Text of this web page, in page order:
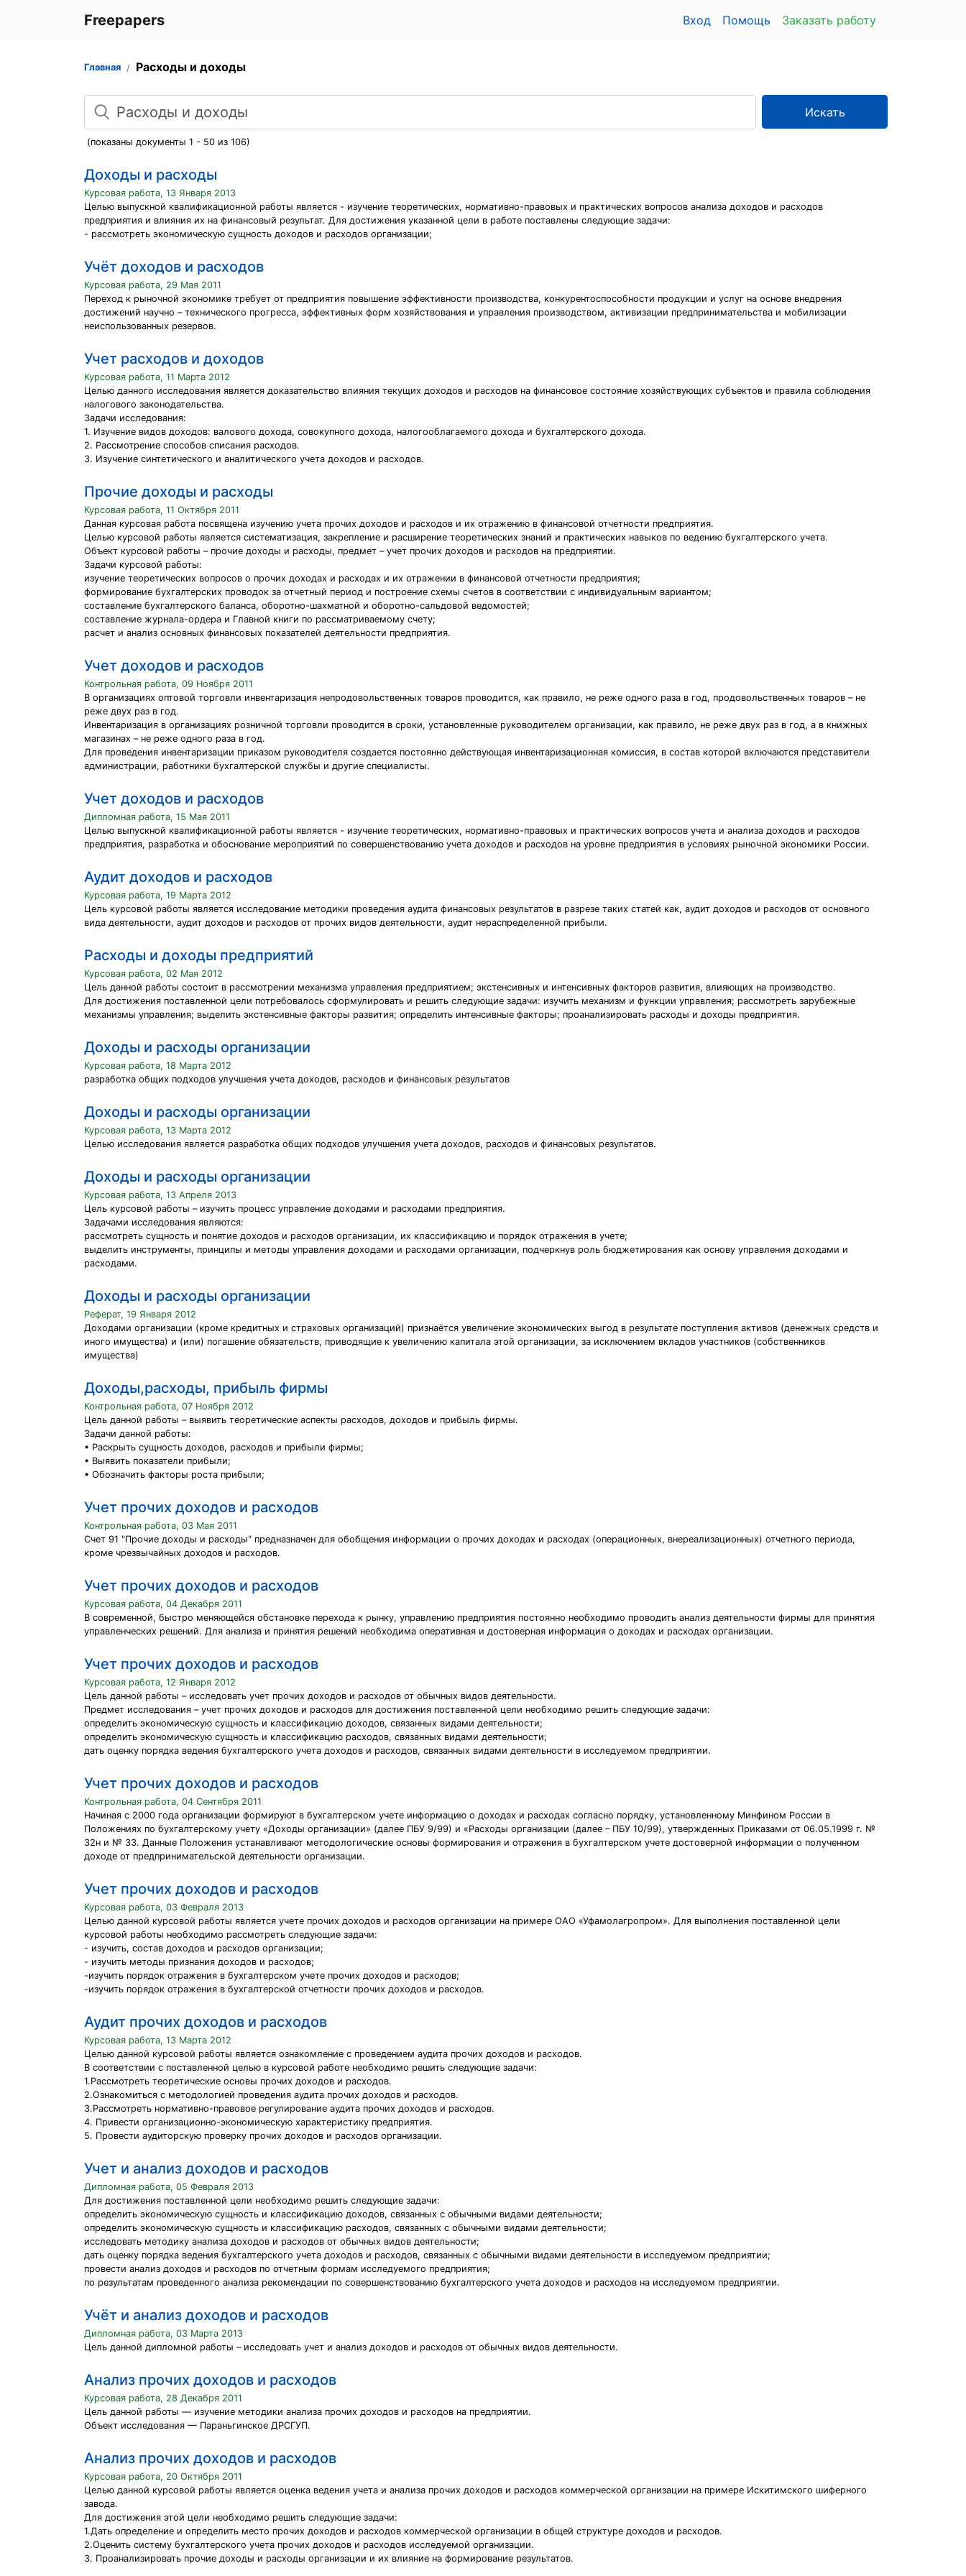
Freepapers Вход Помощь Заказать работу
Главная Расходы и доходы
Поиск
Искать
(показаны документы 1 - 50 из 106)
Доходы и расходы
Курсовая работа, 13 Января 2013
Целью выпускной квалификационной работы является - изучение теоретических, нормативно-правовых и практических вопросов анализа доходов и расходов
предприятия и влияния их на финансовый результат. Для достижения указанной цели в работе поставлены следующие задачи:
- рассмотреть экономическую сущность доходов и расходов организации;
Учёт доходов и расходов
Курсовая работа, 29 Мая 2011
Переход к рыночной экономике требует от предприятия повышение эффективности производства, конкурентоспособности продукции и услуг на основе внедрения
достижений научно – технического прогресса, эффективных форм хозяйствования и управления производством, активизации предпринимательства и мобилизации
неиспользованных резервов.
Учет расходов и доходов
Курсовая работа, 11 Марта 2012
Целью данного исследования является доказательство влияния текущих доходов и расходов на финансовое состояние хозяйствующих субъектов и правила соблюдения
налогового законодательства.
Задачи исследования:
1. Изучение видов доходов: валового дохода, совокупного дохода, налогооблагаемого дохода и бухгалтерского дохода.
2. Рассмотрение способов списания расходов.
3. Изучение синтетического и аналитического учета доходов и расходов.
Прочие доходы и расходы
Курсовая работа, 11 Октября 2011
Данная курсовая работа посвящена изучению учета прочих доходов и расходов и их отражению в финансовой отчетности предприятия.
Целью курсовой работы является систематизация, закрепление и расширение теоретических знаний и практических навыков по ведению бухгалтерского учета.
Объект курсовой работы – прочие доходы и расходы, предмет – учет прочих доходов и расходов на предприятии.
Задачи курсовой работы:
изучение теоретических вопросов о прочих доходах и расходах и их отражении в финансовой отчетности предприятия;
формирование бухгалтерских проводок за отчетный период и построение схемы счетов в соответствии с индивидуальным вариантом;
составление бухгалтерского баланса, оборотно-шахматной и оборотно-сальдовой ведомостей;
составление журнала-ордера и Главной книги по рассматриваемому счету;
расчет и анализ основных финансовых показателей деятельности предприятия.
Учет доходов и расходов
Контрольная работа, 09 Ноября 2011
В организациях оптовой торговли инвентаризация непродовольственных товаров проводится, как правило, не реже одного раза в год, продовольственных товаров – не
реже двух раз в год.
Инвентаризация в организациях розничной торговли проводится в сроки, установленные руководителем организации, как правило, не реже двух раз в год, а в книжных
магазинах – не реже одного раза в год.
Для проведения инвентаризации приказом руководителя создается постоянно действующая инвентаризационная комиссия, в состав которой включаются представители
администрации, работники бухгалтерской службы и другие специалисты.
Учет доходов и расходов
Дипломная работа, 15 Мая 2011
Целью выпускной квалификационной работы является - изучение теоретических, нормативно-правовых и практических вопросов учета и анализа доходов и расходов
предприятия, разработка и обоснование мероприятий по совершенствованию учета доходов и расходов на уровне предприятия в условиях рыночной экономики России.
Аудит доходов и расходов
Курсовая работа, 19 Марта 2012
Цель курсовой работы является исследование методики проведения аудита финансовых результатов в разрезе таких статей как, аудит доходов и расходов от основного
вида деятельности, аудит доходов и расходов от прочих видов деятельности, аудит нераспределенной прибыли.
Расходы и доходы предприятий
Курсовая работа, 02 Мая 2012
Цель данной работы состоит в рассмотрении механизма управления предприятием; экстенсивных и интенсивных факторов развития, влияющих на производство.
Для достижения поставленной цели потребовалось сформулировать и решить следующие задачи: изучить механизм и функции управления; рассмотреть зарубежные
механизмы управления; выделить экстенсивные факторы развития; определить интенсивные факторы; проанализировать расходы и доходы предприятия.
Доходы и расходы организации
Курсовая работа, 18 Марта 2012
разработка общих подходов улучшения учета доходов, расходов и финансовых результатов
Доходы и расходы организации
Курсовая работа, 13 Марта 2012
Целью исследования является разработка общих подходов улучшения учета доходов, расходов и финансовых результатов.
Доходы и расходы организации
Курсовая работа, 13 Апреля 2013
Цель курсовой работы – изучить процесс управление доходами и расходами предприятия.
Задачами исследования являются:
рассмотреть сущность и понятие доходов и расходов организации, их классификацию и порядок отражения в учете;
выделить инструменты, принципы и методы управления доходами и расходами организации, подчеркнув роль бюджетирования как основу управления доходами и
расходами.
Доходы и расходы организации
Реферат, 19 Января 2012
Доходами организации (кроме кредитных и страховых организаций) признаётся увеличение экономических выгод в результате поступления активов (денежных средств и
иного имущества) и (или) погашение обязательств, приводящие к увеличению капитала этой организации, за исключением вкладов участников (собственников
имущества)
Доходы,расходы, прибыль фирмы
Контрольная работа, 07 Ноября 2012
Цель данной работы – выявить теоретические аспекты расходов, доходов и прибыль фирмы.
Задачи данной работы:
• Раскрыть сущность доходов, расходов и прибыли фирмы;
• Выявить показатели прибыли;
• Обозначить факторы роста прибыли;
Учет прочих доходов и расходов
Контрольная работа, 03 Мая 2011
Счет 91 "Прочие доходы и расходы" предназначен для обобщения информации о прочих доходах и расходах (операционных, внереализационных) отчетного периода,
кроме чрезвычайных доходов и расходов.
Учет прочих доходов и расходов
Курсовая работа, 04 Декабря 2011
В современной, быстро меняющейся обстановке перехода к рынку, управлению предприятия постоянно необходимо проводить анализ деятельности фирмы для принятия
управленческих решений. Для анализа и принятия решений необходима оперативная и достоверная информация о доходах и расходах организации.
Учет прочих доходов и расходов
Курсовая работа, 12 Января 2012
Цель данной работы – исследовать учет прочих доходов и расходов от обычных видов деятельности.
Предмет исследования – учет прочих доходов и расходов для достижения поставленной цели необходимо решить следующие задачи:
определить экономическую сущность и классификацию доходов, связанных видами деятельности;
определить экономическую сущность и классификацию расходов, связанных видами деятельности;
дать оценку порядка ведения бухгалтерского учета доходов и расходов, связанных видами деятельности в исследуемом предприятии.
Учет прочих доходов и расходов
Контрольная работа, 04 Сентября 2011
Начиная с 2000 года организации формируют в бухгалтерском учете информацию о доходах и расходах согласно порядку, установленному Минфином России в
Положениях по бухгалтерскому учету «Доходы организации» (далее ПБУ 9/99) и «Расходы организации (далее – ПБУ 10/99), утвержденных Приказами от 06.05.1999 г. №
32н и № 33. Данные Положения устанавливают методологические основы формирования и отражения в бухгалтерском учете достоверной информации о полученном
доходе от предпринимательской деятельности организации.
Учет прочих доходов и расходов
Курсовая работа, 03 Февраля 2013
Целью данной курсовой работы является учете прочих доходов и расходов организации на примере ОАО «Уфамолагропром». Для выполнения поставленной цели
курсовой работы необходимо рассмотреть следующие задачи:
- изучить, состав доходов и расходов организации;
- изучить методы признания доходов и расходов;
-изучить порядок отражения в бухгалтерском учете прочих доходов и расходов;
-изучить порядок отражения в бухгалтерской отчетности прочих доходов и расходов.
Аудит прочих доходов и расходов
Курсовая работа, 13 Марта 2012
Целью данной курсовой работы является ознакомление с проведением аудита прочих доходов и расходов.
В соответствии с поставленной целью в курсовой работе необходимо решить следующие задачи:
1.Рассмотреть теоретические основы прочих доходов и расходов.
2.Ознакомиться с методологией проведения аудита прочих доходов и расходов.
3.Рассмотреть нормативно-правовое регулирование аудита прочих доходов и расходов.
4. Привести организационно-экономическую характеристику предприятия.
5. Провести аудиторскую проверку прочих доходов и расходов организации.
Учет и анализ доходов и расходов
Дипломная работа, 05 Февраля 2013
Для достижения поставленной цели необходимо решить следующие задачи:
определить экономическую сущность и классификацию доходов, связанных с обычными видами деятельности;
определить экономическую сущность и классификацию расходов, связанных с обычными видами деятельности;
исследовать методику анализа доходов и расходов от обычных видов деятельности;
дать оценку порядка ведения бухгалтерского учета доходов и расходов, связанных с обычными видами деятельности в исследуемом предприятии;
провести анализ доходов и расходов по отчетным формам исследуемого предприятия;
по результатам проведенного анализа рекомендации по совершенствованию бухгалтерского учета доходов и расходов на исследуемом предприятии.
Учёт и анализ доходов и расходов
Дипломная работа, 03 Марта 2013
Цель данной дипломной работы – исследовать учет и анализ доходов и расходов от обычных видов деятельности.
Анализ прочих доходов и расходов
Курсовая работа, 28 Декабря 2011
Цель данной работы — изучение методики анализа прочих доходов и расходов на предприятии.
Объект исследования — Параньгинское ДРСГУП.
Анализ прочих доходов и расходов
Курсовая работа, 20 Октября 2011
Целью данной курсовой работы является оценка ведения учета и анализа прочих доходов и расходов коммерческой организации на примере Искитимского шиферного
завода.
Для достижения этой цели необходимо решить следующие задачи:
1.Дать определение и определить место прочих доходов и расходов коммерческой организации в общей структуре доходов и расходов.
2.Оценить систему бухгалтерского учета прочих доходов и расходов исследуемой организации.
3. Проанализировать прочие доходы и расходы организации и их влияние на формирование результатов.